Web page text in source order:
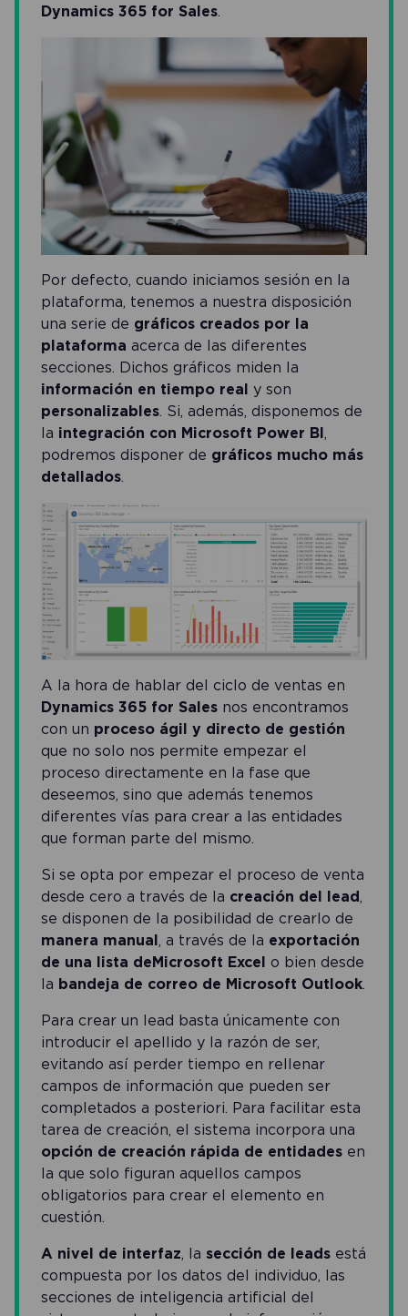
Dynamics 365 for Sales.
Por defecto, cuando iniciamos sesión en la
plataforma, tenemos a nuestra disposición
una serie de gráficos creados por la
plataforma acerca de las diferentes
secciones. Dichos gráficos miden la
información en tiempo real y son
personalizables. Si, además, disponemos de
la integración con Microsoft Power BI,
podremos disponer de gráficos mucho más
detallados.
A la hora de hablar del ciclo de ventas en
Dynamics 365 for Sales nos encontramos
con un proceso ágil y directo de gestión
que no solo nos permite empezar el
proceso directamente en la fase que
deseemos, sino que además tenemos
diferentes vías para crear a las entidades
que forman parte del mismo.
Si se opta por empezar el proceso de venta
desde cero a través de la creación del lead,
se disponen de la posibilidad de crearlo de
manera manual, a través de la exportación
de una lista de Microsoft Excel o bien desde
la bandeja de correo de Microsoft Outlook.
Para crear un lead basta únicamente con
introducir el apellido y la razón de ser,
evitando así perder tiempo en rellenar
campos de información que pueden ser
completados a posteriori. Para facilitar esta
tarea de creación, el sistema incorpora una
opción de creación rápida de entidades en
la que solo figuran aquellos campos
obligatorios para crear el elemento en
cuestión.
A nivel de interfaz, la sección de leads está
compuesta por los datos del individuo, las
secciones de inteligencia artificial del